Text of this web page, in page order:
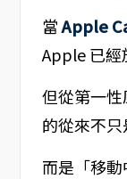
當Apple
Apple 已經
但從第一
的從來不只
而是「移動